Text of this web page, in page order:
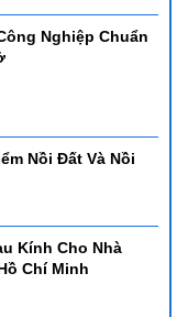
Nghiệp Chuẩn
Nồi Đất Và Nồi
Kính Cho Nhà
Chí Minh